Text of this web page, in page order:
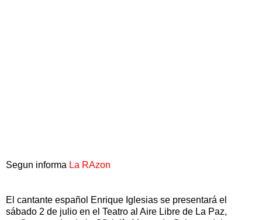
Segun informa La RAzon
El cantante español Enrique Iglesias se presentará el
sábado 2 de julio en el Teatro al Aire Libre de La Paz,